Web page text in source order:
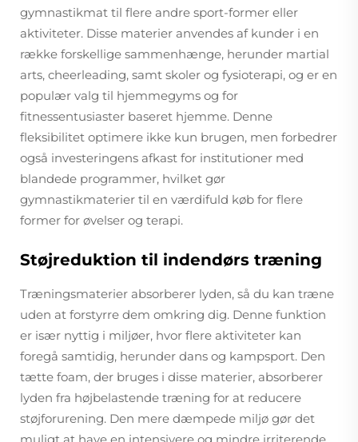
gymnastikmat til flere andre sport-former eller
aktiviteter. Disse materier anvendes af kunder i en
række forskellige sammenhænge, herunder martial
arts, cheerleading, samt skoler og fysioterapi, og er en
populær valg til hjemmegyms og for
fitnessentusiaster baseret hjemme. Denne
fleksibilitet optimere ikke kun brugen, men forbedrer
også investeringens afkast for institutioner med
blandede programmer, hvilket gør
gymnastikmaterier til en værdifuld køb for flere
former for øvelser og terapi.
Støjreduktion til indendørs træning
Træningsmaterier absorberer lyden, så du kan træne
uden at forstyrre dem omkring dig. Denne funktion
er især nyttig i miljøer, hvor flere aktiviteter kan
foregå samtidig, herunder dans og kampsport. Den
tætte foam, der bruges i disse materier, absorberer
lyden fra højbelastende træning for at reducere
støjforurening. Den mere dæmpede miljø gør det